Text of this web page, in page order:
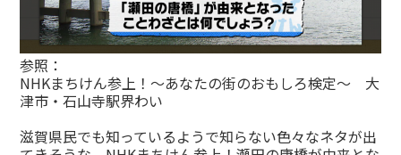
参照：
NHKまちけん参上！〜あなたの街のおもしろ検定〜 大
津市・石山寺駅界わい
滋賀県民でも知っているようで知らない色々なネタが出